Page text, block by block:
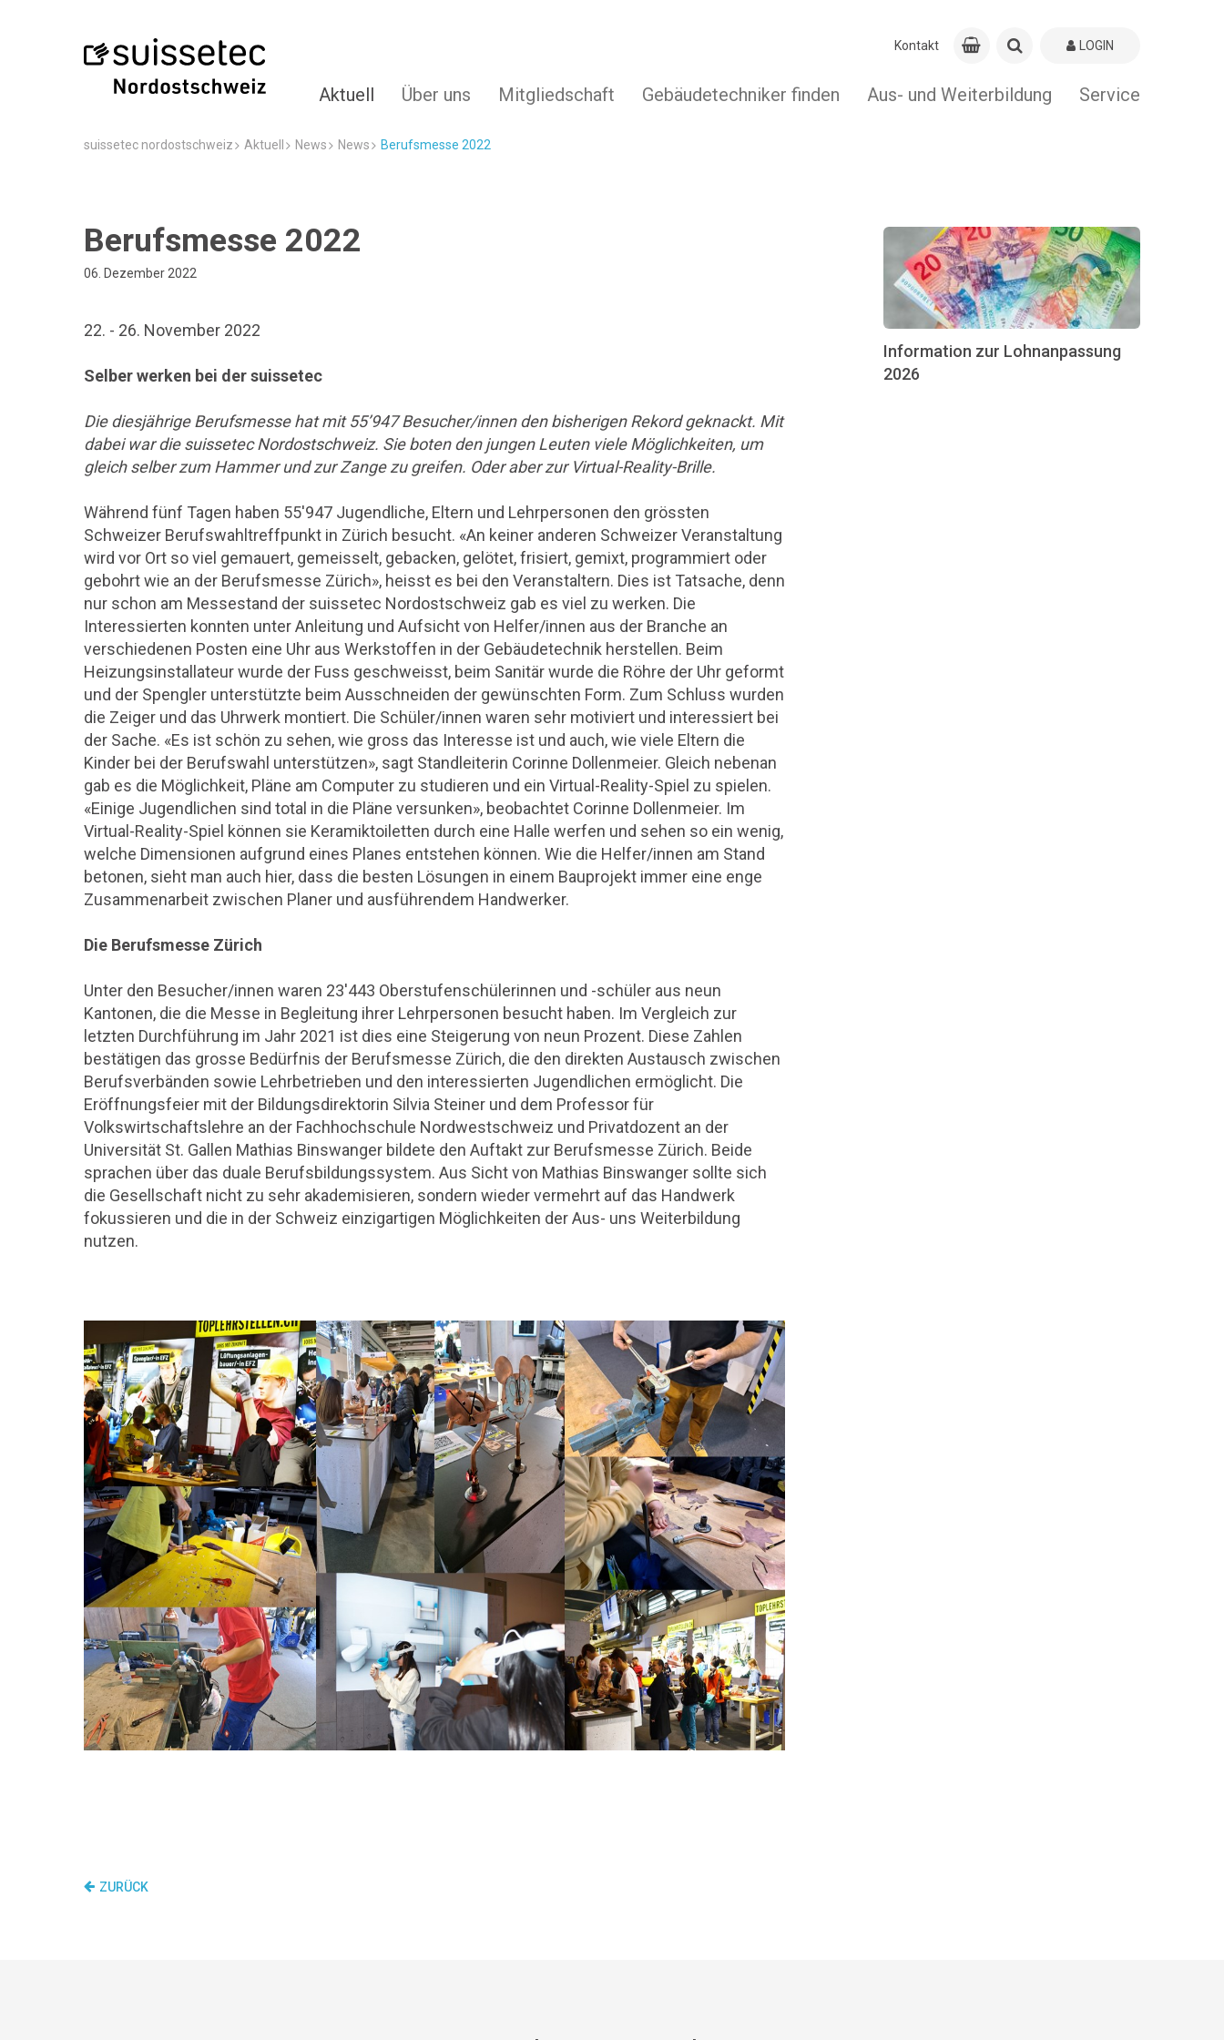
Kontakt LOGIN
Aktuell Über uns Mitgliedschaft Gebäudetechniker finden Aus- und Weiterbildung Service
suissetec nordostschweiz Aktuell News News Berufsmesse 2022
Berufsmesse 2022
06. Dezember 2022
22. - 26. November 2022
Selber werken bei der suissetec
Die diesjährige Berufsmesse hat mit 55’947 Besucher/innen den bisherigen Rekord geknackt. Mit
dabei war die suissetec Nordostschweiz. Sie boten den jungen Leuten viele Möglichkeiten, um
gleich selber zum Hammer und zur Zange zu greifen. Oder aber zur Virtual-Reality-Brille.
Während fünf Tagen haben 55'947 Jugendliche, Eltern und Lehrpersonen den grössten
Schweizer Berufswahltreffpunkt in Zürich besucht. «An keiner anderen Schweizer Veranstaltung
wird vor Ort so viel gemauert, gemeisselt, gebacken, gelötet, frisiert, gemixt, programmiert oder
gebohrt wie an der Berufsmesse Zürich», heisst es bei den Veranstaltern. Dies ist Tatsache, denn
nur schon am Messestand der suissetec Nordostschweiz gab es viel zu werken. Die
Interessierten konnten unter Anleitung und Aufsicht von Helfer/innen aus der Branche an
verschiedenen Posten eine Uhr aus Werkstoffen in der Gebäudetechnik herstellen. Beim
Heizungsinstallateur wurde der Fuss geschweisst, beim Sanitär wurde die Röhre der Uhr geformt
und der Spengler unterstützte beim Ausschneiden der gewünschten Form. Zum Schluss wurden
die Zeiger und das Uhrwerk montiert. Die Schüler/innen waren sehr motiviert und interessiert bei
der Sache. «Es ist schön zu sehen, wie gross das Interesse ist und auch, wie viele Eltern die
Kinder bei der Berufswahl unterstützen», sagt Standleiterin Corinne Dollenmeier. Gleich nebenan
gab es die Möglichkeit, Pläne am Computer zu studieren und ein Virtual-Reality-Spiel zu spielen.
«Einige Jugendlichen sind total in die Pläne versunken», beobachtet Corinne Dollenmeier. Im
Virtual-Reality-Spiel können sie Keramiktoiletten durch eine Halle werfen und sehen so ein wenig,
welche Dimensionen aufgrund eines Planes entstehen können. Wie die Helfer/innen am Stand
betonen, sieht man auch hier, dass die besten Lösungen in einem Bauprojekt immer eine enge
Zusammenarbeit zwischen Planer und ausführendem Handwerker.
Die Berufsmesse Zürich
Unter den Besucher/innen waren 23'443 Oberstufenschülerinnen und -schüler aus neun
Kantonen, die die Messe in Begleitung ihrer Lehrpersonen besucht haben. Im Vergleich zur
letzten Durchführung im Jahr 2021 ist dies eine Steigerung von neun Prozent. Diese Zahlen
bestätigen das grosse Bedürfnis der Berufsmesse Zürich, die den direkten Austausch zwischen
Berufsverbänden sowie Lehrbetrieben und den interessierten Jugendlichen ermöglicht. Die
Eröffnungsfeier mit der Bildungsdirektorin Silvia Steiner und dem Professor für
Volkswirtschaftslehre an der Fachhochschule Nordwestschweiz und Privatdozent an der
Universität St. Gallen Mathias Binswanger bildete den Auftakt zur Berufsmesse Zürich. Beide
sprachen über das duale Berufsbildungssystem. Aus Sicht von Mathias Binswanger sollte sich
die Gesellschaft nicht zu sehr akademisieren, sondern wieder vermehrt auf das Handwerk
fokussieren und die in der Schweiz einzigartigen Möglichkeiten der Aus- uns Weiterbildung
nutzen.
Information zur Lohnanpassung
2026
ZURÜCK